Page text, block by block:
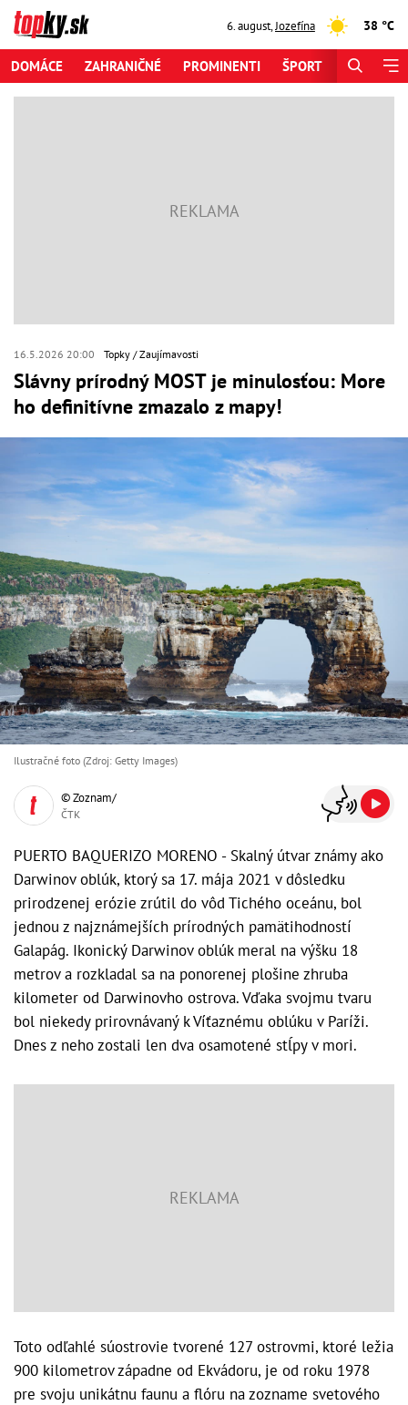
6. august,Jozefína 38 °C
DOMÁCE ZAHRANIČNÉ PROMINENTI ŠPORT
16.5.2026 20:00 Topky Zaujímavosti
Slávny prírodný MOST je minulosťou: More
ho definitívne zmazalo z mapy!
Ilustračné foto (Zdroj: Getty Images)
© Zoznam/
ČTK
PUERTO BAQUERIZO MORENO - Skalný útvar známy ako
Darwinov oblúk, ktorý sa 17. mája 2021 v dôsledku
prirodzenej erózie zrútil do vôd Tichého oceánu, bol
jednou z najznámejších prírodných pamätihodností
Galapág. Ikonický Darwinov oblúk meral na výšku 18
metrov a rozkladal sa na ponorenej plošine zhruba
kilometer od Darwinovho ostrova. Vďaka svojmu tvaru
bol niekedy prirovnávaný k Víťaznému oblúku v Paríži.
Dnes z neho zostali len dva osamotené stĺpy v mori.
Toto odľahlé súostrovie tvorené 127 ostrovmi, ktoré ležia
900 kilometrov západne od Ekvádoru, je od roku 1978
pre svoju unikátnu faunu a flóru na zozname svetového